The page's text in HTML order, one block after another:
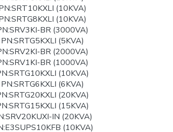
(10KVA)
(10KVA)
BR (3000VA)
PN:SRTG5KXLI (5KVA)
BR (2000VA)
BR (1000VA)
(10KVA)
PN:SRTG6KXLI (6KVA)
(20KVA)
(15KVA)
IN (20KVA)
(10KVA)